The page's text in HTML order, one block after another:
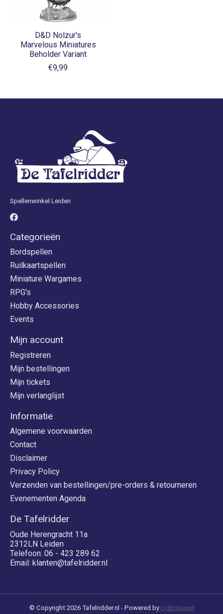
D&D Nolzur's
Marvelous Miniatures
Beholder Variant
€9,99
Spellenwinkel Leiden
Categorieën
Bordspellen
Ruilkaartspellen
Miniature Wargames
RPG's
Hobby Accessories
Events
Mijn account
Registreren
Mijn bestellingen
Mijn tickets
Mijn verlanglijst
Informatie
Algemene voorwaarden
Contact
Disclaimer
Privacy Policy
Verzenden van bestellingen/pre-orders & retourneren
Evenementen Agenda
De Tafelridder
Oude Herengracht 11a
2312LN Leiden
Telefoon: 06 - 423 289 62
Email: klanten@tafelridder.nl
© Copyright 2026 Tafelridder.nl - Powered by Lightspeed